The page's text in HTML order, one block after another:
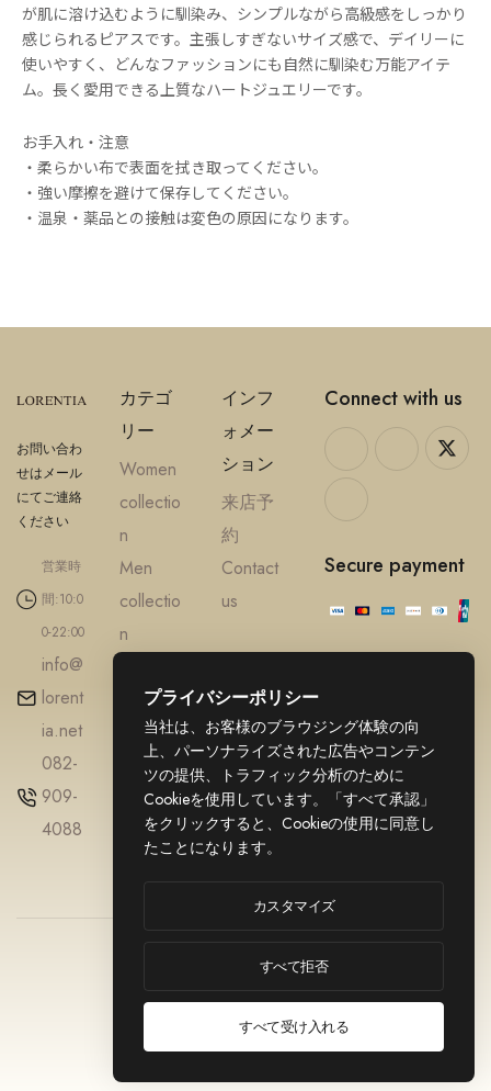
が肌に溶け込むように馴染み、シンプルながら高級感をしっかり
感じられるピアスです。主張しすぎないサイズ感で、デイリーに
使いやすく、どんなファッションにも自然に馴染む万能アイテ
ム。長く愛用できる上質なハートジュエリーです。
お手入れ・注意
・柔らかい布で表面を拭き取ってください。
・強い摩擦を避けて保存してください。
・温泉・薬品との接触は変色の原因になります。
お問い合わ
せはメール
にてご連絡
ください
営業時
間:10:0
0-22:00
info@
lorent
ia.net
082-
909-
4088
カテゴ
リー
Women
collectio
n
Men
collectio
n
ries
Diamond
Gold
jewellery
インフ
ォメー
ション
来店予
約
Contact
us
Connect with us
Secure payment
Rights Reserved.
プライバシーポ
特定商取引法に
基づく表記
プライバシーポリシー
当社は、お客様のブラウジング体験の向
上、パーソナライズされた広告やコンテン
ツの提供、トラフィック分析のために
Cookieを使用しています。「すべて承認」
をクリックすると、Cookieの使用に同意し
たことになります。
カスタマイズ
すべて拒否
すべて受け入れる